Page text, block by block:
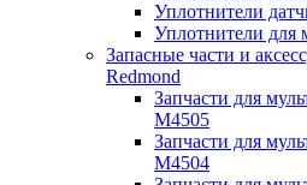
Уплотнители
Уплотнители для
Запасные части и
Redmond
Запчасти для
M4505
Запчасти для
M4504